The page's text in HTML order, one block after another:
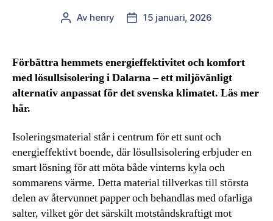
Inläggsförfattare
Av henry Inläggsdatum
15 januari, 2026
Förbättra hemmets energieffektivitet och komfort
med lösullsisolering i Dalarna – ett miljövänligt
alternativ anpassat för det svenska klimatet. Läs mer
här.
Isoleringsmaterial står i centrum för ett sunt och
energieffektivt boende, där lösullsisolering erbjuder en
smart lösning för att möta både vinterns kyla och
sommarens värme. Detta material tillverkas till största
delen av återvunnet papper och behandlas med ofarliga
salter, vilket gör det särskilt motståndskraftigt mot